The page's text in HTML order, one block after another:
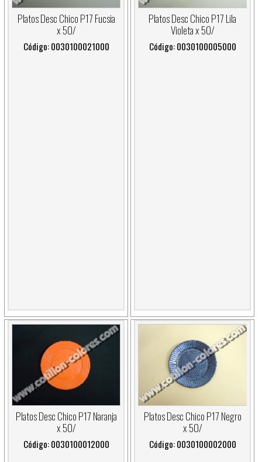
Platos Desc Chico P17 Fucsia
x 50/
Código: 0030100021000
Platos Desc Chico P17 Lila
Violeta x 50/
Código: 0030100005000
Platos Desc Chico P17 Naranja
x 50/
Código: 0030100012000
Platos Desc Chico P17 Negro
x 50/
Código: 0030100002000